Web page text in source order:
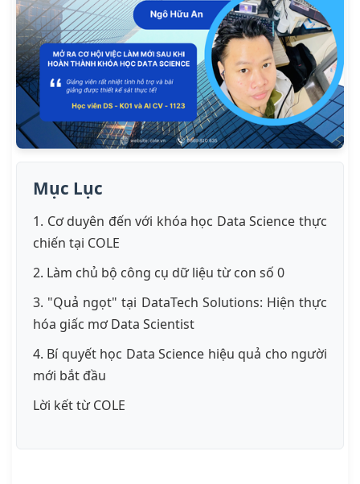
Mục Lục
1. Cơ duyên đến với khóa học Data Science thực
chiến tại COLE
2. Làm chủ bộ công cụ dữ liệu từ con số 0
3. "Quả ngọt" tại DataTech Solutions: Hiện thực
hóa giấc mơ Data Scientist
4. Bí quyết học Data Science hiệu quả cho người
mới bắt đầu
Lời kết từ COLE